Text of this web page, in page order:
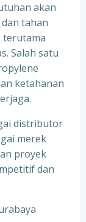
akan
tahan
terutama
Salah satu
ketahanan
distributor
merek
proyek
dan